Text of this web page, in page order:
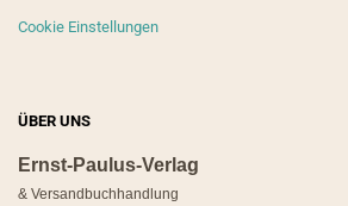
Cookie Einstellungen
ÜBER UNS
Ernst-Paulus-Verlag
& Versandbuchhandlung